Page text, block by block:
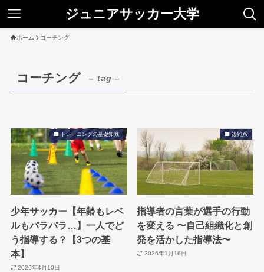
ジュニアサッカー大学
ホーム コーチング
コーチング – tag –
トレーニングの基礎知識
少年サッカー【年齢もレベ
ルもバラバラ…】一人でど
う指導する？【3つの基
本】
2026年4月10日
複雑系
指導者の言葉が選手の行動
を変える 〜自己組織化と創
発を活かした指導法〜
2026年1月16日